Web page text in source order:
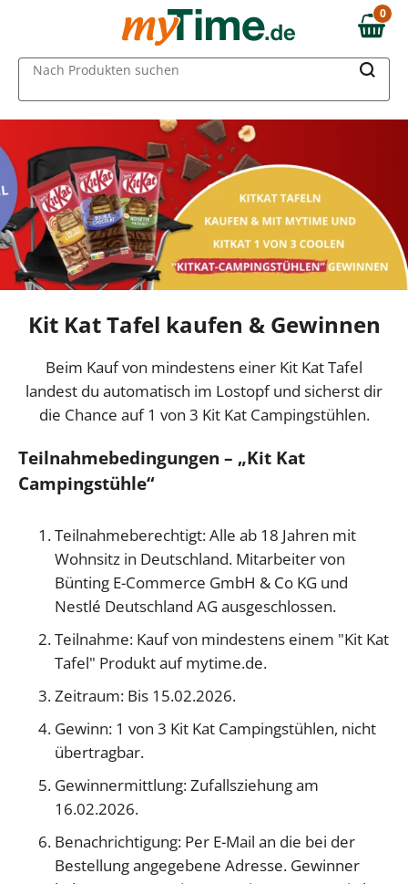
0,00 €
0
Nach Produkten suchen
Kit Kat Tafel kaufen & Gewinnen
Beim Kauf von mindestens einer Kit Kat Tafel
landest du automatisch im Lostopf und sicherst dir
die Chance auf 1 von 3 Kit Kat Campingstühlen.
Teilnahmebedingungen – „Kit Kat
Campingstühle“
Teilnahmeberechtigt: Alle ab 18 Jahren mit
Wohnsitz in Deutschland. Mitarbeiter von
Bünting E-Commerce GmbH & Co KG und
Nestlé Deutschland AG ausgeschlossen.
Teilnahme: Kauf von mindestens einem "Kit Kat
Tafel" Produkt auf mytime.de.
Zeitraum: Bis 15.02.2026.
Gewinn: 1 von 3 Kit Kat Campingstühlen, nicht
übertragbar.
Gewinnermittlung: Zufallsziehung am
16.02.2026.
Benachrichtigung: Per E-Mail an die bei der
Bestellung angegebene Adresse. Gewinner